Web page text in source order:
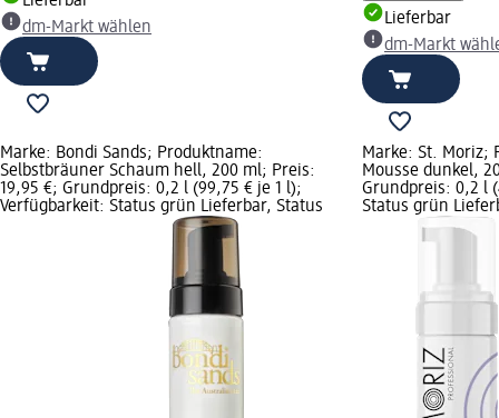
dm-Markt wählen
Lieferbar
dm-Markt
Marke: Bondi Sands; Produktname:
Selbstbräuner Schaum hell, 200 ml; Preis:
19,95 €; Grundpreis: 0,2 l (99,75 € je 1 l);
Verfügbarkeit: Status grün Lieferbar, Status
Marke: St. Moriz;
Mousse dunkel,
Grundpreis: 0,2 l
Status grün